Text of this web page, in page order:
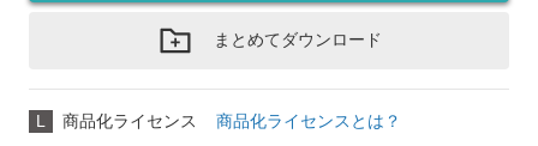
まとめてダウンロード
L 商品化ライセンス 商品化ライセンスとは？